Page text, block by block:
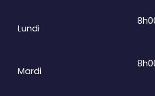
Lundi
Mardi